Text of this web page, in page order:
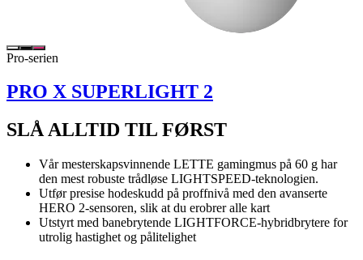
Pro-serien
PRO X SUPERLIGHT 2
SLÅ ALLTID TIL FØRST
Vår mesterskapsvinnende LETTE gamingmus på 60 g har
den mest robuste trådløse LIGHTSPEED-teknologien.
Utfør presise hodeskudd på proffnivå med den avanserte
HERO 2-sensoren, slik at du erobrer alle kart
Utstyrt med banebrytende LIGHTFORCE-hybridbrytere for
utrolig hastighet og pålitelighet